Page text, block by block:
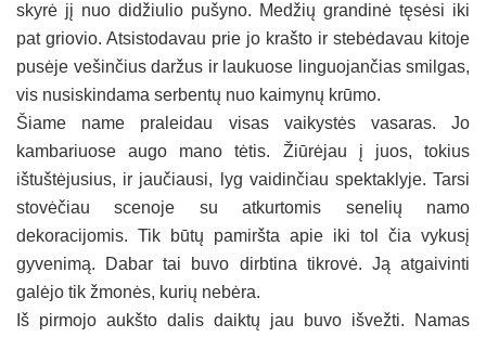
skyrė jį nuo didžiulio pušyno. Medžių grandinė tęsėsi iki
pat griovio. Atsistodavau prie jo krašto ir stebėdavau kitoje
pusėje vešinčius daržus ir laukuose linguojančias smilgas,
vis nusiskindama serbentų nuo kaimynų krūmo.
Šiame name praleidau visas vaikystės vasaras. Jo
kambariuose augo mano tėtis. Žiūrėjau į juos, tokius
ištuštėjusius, ir jaučiausi, lyg vaidinčiau spektaklyje. Tarsi
stovėčiau scenoje su atkurtomis senelių namo
dekoracijomis. Tik būtų pamiršta apie iki tol čia vykusį
gyvenimą. Dabar tai buvo dirbtina tikrovė. Ją atgaivinti
galėjo tik žmonės, kurių nebėra.
Iš pirmojo aukšto dalis daiktų jau buvo išvežti. Namas